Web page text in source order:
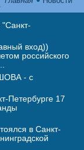
вход))
российского
- с
Петербурге 17
в Санкт-